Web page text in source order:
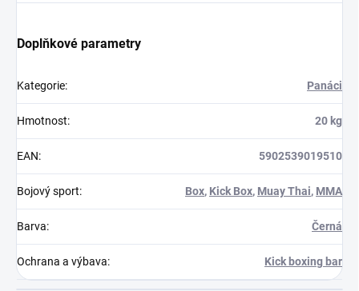
Doplňkové parametry
Kategorie: Panáci
Hmotnost: 20 kg
EAN: 5902539019510
Bojový sport: Box, Kick Box, Muay Thai, MMA
Barva: Černá
Ochrana a výbava: Kick boxing bar